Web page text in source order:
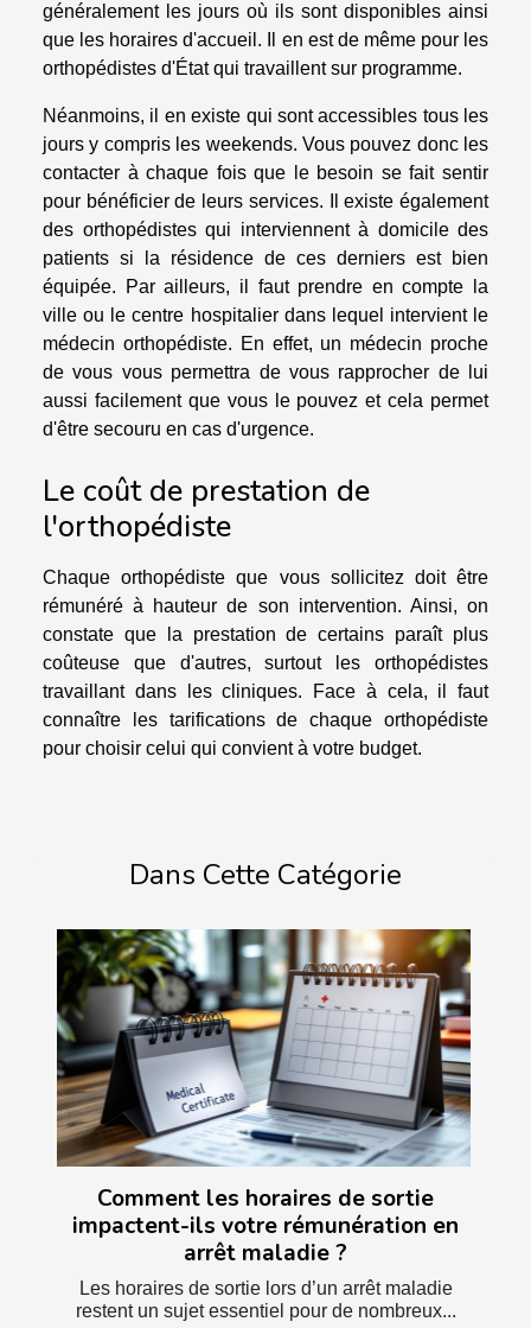
généralement les jours où ils sont disponibles ainsi
que les horaires d'accueil. Il en est de même pour les
orthopédistes d'État qui travaillent sur programme.
Néanmoins, il en existe qui sont accessibles tous les
jours y compris les weekends. Vous pouvez donc les
contacter à chaque fois que le besoin se fait sentir
pour bénéficier de leurs services. Il existe également
des orthopédistes qui interviennent à domicile des
patients si la résidence de ces derniers est bien
équipée. Par ailleurs, il faut prendre en compte la
ville ou le centre hospitalier dans lequel intervient le
médecin orthopédiste. En effet, un médecin proche
de vous vous permettra de vous rapprocher de lui
aussi facilement que vous le pouvez et cela permet
d'être secouru en cas d'urgence.
Le coût de prestation de
l'orthopédiste
Chaque orthopédiste que vous sollicitez doit être
rémunéré à hauteur de son intervention. Ainsi, on
constate que la prestation de certains paraît plus
coûteuse que d'autres, surtout les orthopédistes
travaillant dans les cliniques. Face à cela, il faut
connaître les tarifications de chaque orthopédiste
pour choisir celui qui convient à votre budget.
Dans Cette Catégorie
Comment les horaires de sortie
impactent-ils votre rémunération en
arrêt maladie ?
Les horaires de sortie lors d’un arrêt maladie
restent un sujet essentiel pour de nombreux...